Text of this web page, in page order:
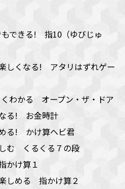
できる! 指10（ゆびじゅ
しくなる! アタリはずれゲー
わかる オープン・ザ・ドア
る! お金時計
る! かけ算ヘビ君
む くるくる７の段
かけ算１
しめる 指かけ算２